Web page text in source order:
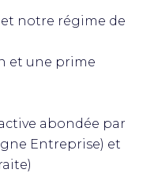
notre régime de
et une prime
abondée par
Entreprise) et